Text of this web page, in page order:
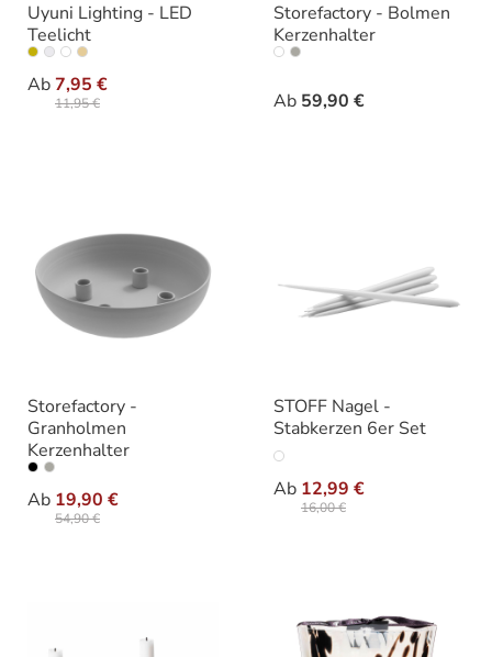
Uyuni Lighting - LED
Teelicht
Ab7,95 €
11,95 €
Varianten
Storefactory - Bolmen
Kerzenhalter
Ab 59,90 €
Varianten
Storefactory -
Granholmen
Kerzenhalter
Ab 19,90 €
54,90 €
Varianten
STOFF Nagel -
Stabkerzen 6er Set
Ab 12,99 €
16,00 €
Varianten